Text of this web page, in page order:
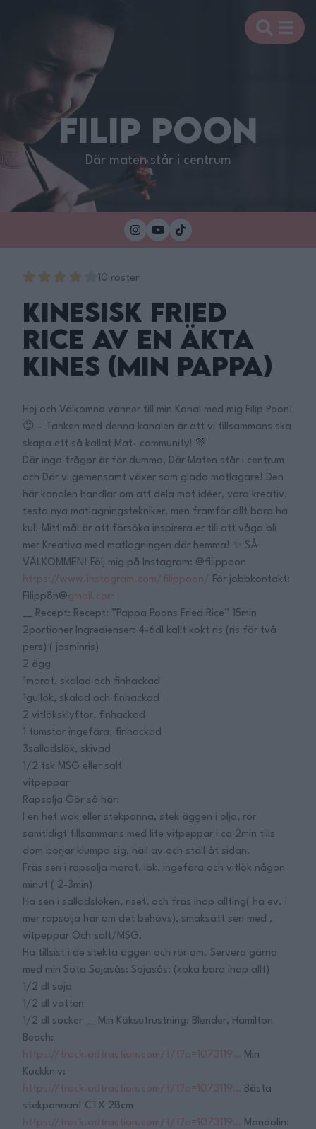
FILIP POON
Där maten står i centrum
10 röster
Kinesisk Fried
Rice av en Äkta
Kines (Min Pappa)
Hej och Välkomna vänner till min Kanal med mig Filip Poon!
😊 – Tanken med denna kanalen är att vi tillsammans ska
skapa ett så kallat Mat- community! 💚
Där inga frågor är för dumma, Där Maten står i centrum
och Där vi gemensamt växer som glada matlagare! Den
här kanalen handlar om att dela mat idéer, vara kreativ,
testa nya matlagningstekniker, men framför allt bara ha
kul! Mitt mål är att försöka inspirera er till att våga bli
mer Kreativa med matlagningen där hemma! ✨ SÅ
VÄLKOMMEN! Följ mig på Instagram: @filippoon
https://www.instagram.com/filippoon/ För jobbkontakt:
Filipp8n@gmail.com
__ Recept: Recept: ”Pappa Poons Fried Rice” 15min
2portioner Ingredienser: 4-6dl kallt kokt ris (ris för två
pers) ( jasminris)
2 ägg
1morot, skalad och finhackad
1gullök, skalad och finhackad
2 vitlöksklyftor, finhackad
1 tumstor ingefära, finhackad
3salladslök, skivad
1/2 tsk MSG eller salt
vitpeppar
Rapsolja Gör så här:
I en het wok eller stekpanna, stek äggen i olja, rör
samtidigt tillsammans med lite vitpeppar i ca 2min tills
dom börjar klumpa sig, häll av och ställ åt sidan.
Fräs sen i rapsolja morot, lök, ingefära och vitlök någon
minut ( 2-3min)
Ha sen i salladslöken, riset, och fräs ihop allting( ha ev. i
mer rapsolja här om det behövs), smaksätt sen med ,
vitpeppar Och salt/MSG.
Ha tillsist i de stekta äggen och rör om. Servera gärna
med min Söta Sojasås: Sojasås: (koka bara ihop allt)
1/2 dl soja
1/2 dl vatten
1/2 dl socker __ Min Köksutrustning: Blender, Hamilton
Beach:
https://track.adtraction.com/t/t?a=1073119… Min
Kockkniv:
https://track.adtraction.com/t/t?a=1073119… Bästa
stekpannan! CTX 28cm
https://track.adtraction.com/t/t?a=1073119… Mandolin: